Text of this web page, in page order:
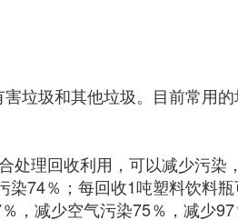
垃圾和其他垃圾。目前常用
处理回收利用，可以减少污染
74％；每回收1吨塑料饮料
减少空气污染75％，减少97